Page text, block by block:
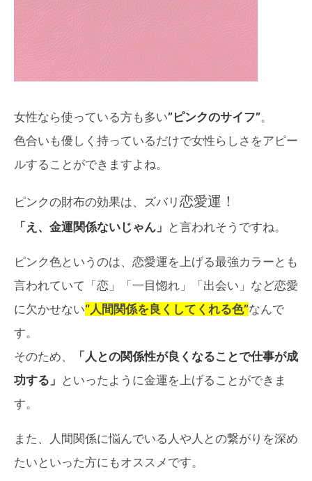
女性なら使っている方も多い”ピンクのサイフ”。
色合いも優しく持っているだけで女性らしさをアピー
ルすることができますよね。
ピンクの財布の効果は、ズバリ 恋愛運！
「え、金運関係ないじゃん」 と言われそうですね。
ピンク色というのは、恋愛運を上げる最強カラーとも
言われていて「恋」「一目惚れ」「出会い」など恋愛
に欠かせない“人間関係を良くしてくれる色”なんで
す。
そのため、
「人との関係性が良くなることで仕事が成
功する」 といったように金運を上げることができま
す。
また、人間関係に悩んでいる人や人との繋がりを深め
たいといった方にもオススメです。